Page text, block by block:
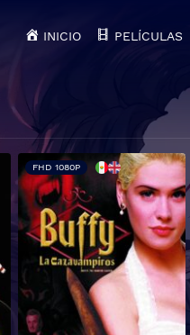
INICIO PELÍCULAS
FHD 1080P